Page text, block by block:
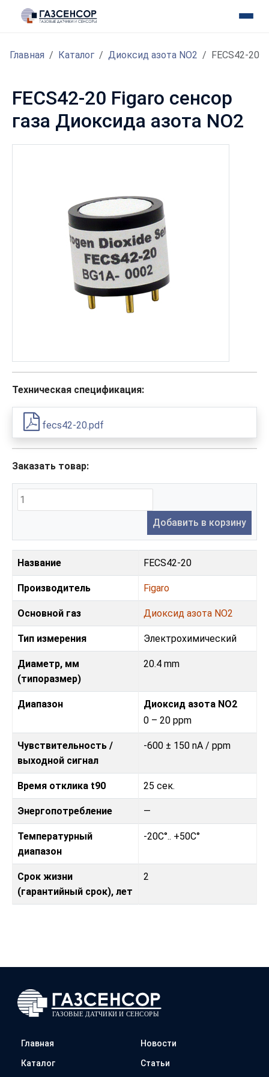
Главная Каталог Диоксид азота NO2 FECS42-20
FECS42-20 Figaro сенсор
газа Диоксида азота NO2
Техническая спецификация:
fecs42-20.pdf
Заказать товар:
Добавить в корзину
Название FECS42-20
Производитель Figaro
Основной газ Диоксид азота NO2
Тип измерения Электрохимический
Диаметр, мм
(типоразмер)
20.4 mm
Диапазон
Диоксид азота NO2
0 – 20 ppm
Чувствительность /
выходной сигнал
-600 ± 150 nA / ppm
Время отклика t90 25 сек.
Энергопотребление —
Температурный
диапазон
-20C°.. +50C°
Срок жизни
(гарантийный срок), лет
2
Главная
Каталог
Новости
Статьи